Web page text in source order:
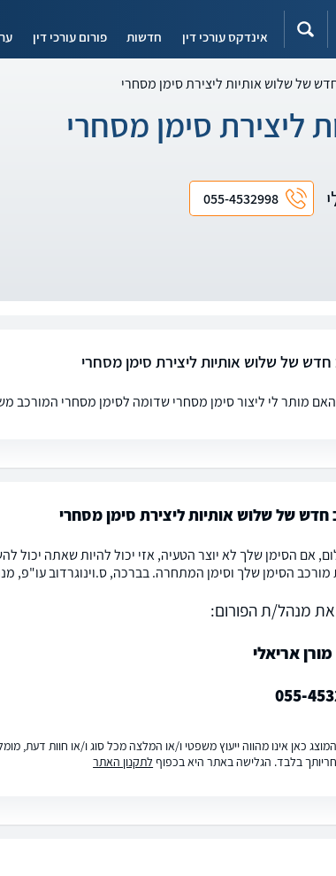
אינדקס עורכי דין חדשות פורום עורכי דין
של שלוש אותיות ליצירת סימן מסחרי
ליצירת סימן מסחרי
055-4532998
חדש של שלוש אותיות ליצירת סימן מסחרי
מותר לי ליצור סימן מסחרי שדומה לסימן מסחרי המורכב
חדש של שלוש אותיות ליצירת סימן מסחרי
אם הסימן שלך לא יוצר הטעיה, אזי יכול להיות שאתה
מורכב הסימן שלך וסימן המתחרה. בברכה, ס.וינוגרדוב עו"פ,
מנהל/ת הפורום:
אריאלי
055-
כאן אינו מהווה ייעוץ משפטי ו/או המלצה מכל סוג ו/או חוות דעת,
בלבד. הגלישה באתר היא בכפוף לתקנון האתר